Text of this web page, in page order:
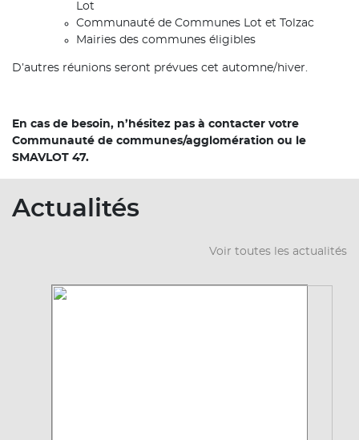
Lot
Communauté de Communes Lot et Tolzac
Mairies des communes éligibles
D’autres réunions seront prévues cet automne/hiver.
En cas de besoin, n’hésitez pas à contacter votre
Communauté de communes/agglomération ou le
SMAVLOT 47.
Actualités
Voir toutes les actualités